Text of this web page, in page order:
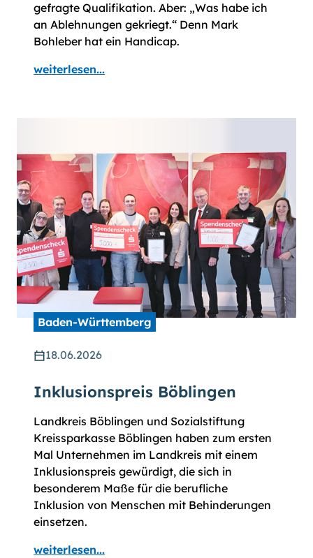
gefragte Qualifikation. Aber: „Was habe ich
an Ablehnungen gekriegt.“ Denn Mark
Bohleber hat ein Handicap.
weiterlesen...
Baden-Württemberg
18.06.2026
Inklusionspreis Böblingen
Landkreis Böblingen und Sozialstiftung
Kreissparkasse Böblingen haben zum ersten
Mal Unternehmen im Landkreis mit einem
Inklusionspreis gewürdigt, die sich in
besonderem Maße für die berufliche
Inklusion von Menschen mit Behinderungen
einsetzen.
weiterlesen...